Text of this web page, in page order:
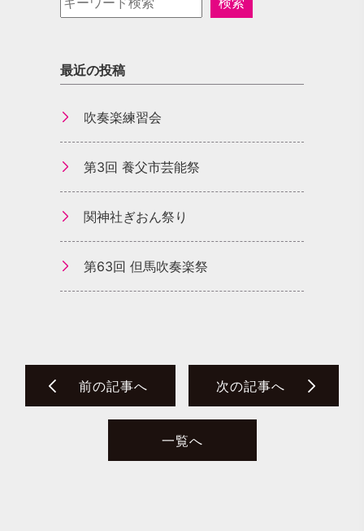
最近の投稿
吹奏楽練習会
第3回 養父市芸能祭
関神社ぎおん祭り
第63回 但馬吹奏楽祭
前の記事へ 次の記事へ
一覧へ